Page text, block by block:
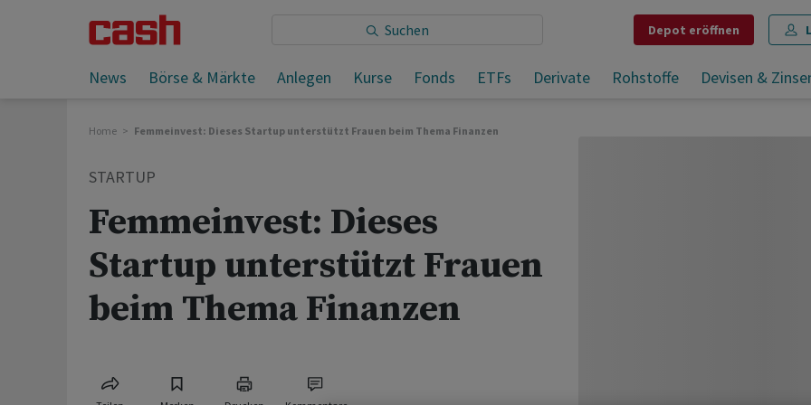
Depot eröffnen
News Börse & Märkte Anlegen Kurse Fonds ETFs Derivate Rohstoffe Devisen &
Sie lesen: Femmeinvest: Dieses Startup unterstützt Frauen beim Thema Finanzen
Teilen Merken Drucken Kommentare
Home Femmeinvest: Dieses Startup unterstützt Frauen beim Thema Finanzen
STARTUP
Femmeinvest: Dieses
Startup unterstützt Frauen
beim Thema Finanzen